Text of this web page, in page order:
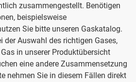
zusammengestellt. Benötigen
beispielsweise
Sie bitte unseren Gaskatalog.
der Auswahl des richtigen Gases,
in unserer Produktübersicht
eine andere Zusammensetzung
nehmen Sie in diesem Fällen direkt